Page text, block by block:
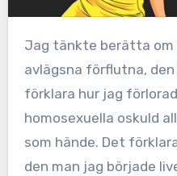
Jag tänkte berätta om ett minne från min
avlägsna förflutna,
förklara hur jag
homosexuella oskuld
som hände. Det
den man jag började